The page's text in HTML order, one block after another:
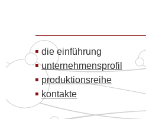
die einführung
unternehmensprofil
produktionsreihe
kontakte